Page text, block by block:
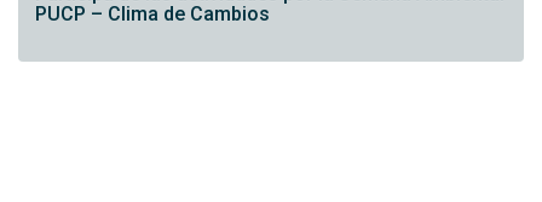
PUCP – Clima de Cambios